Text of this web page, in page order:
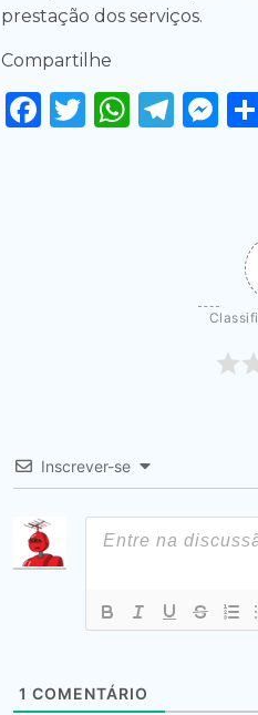
prestação dos serviços.
Compartilhe
Facebook
Twitter
Inscrever-se
1 COMENTÁRIO